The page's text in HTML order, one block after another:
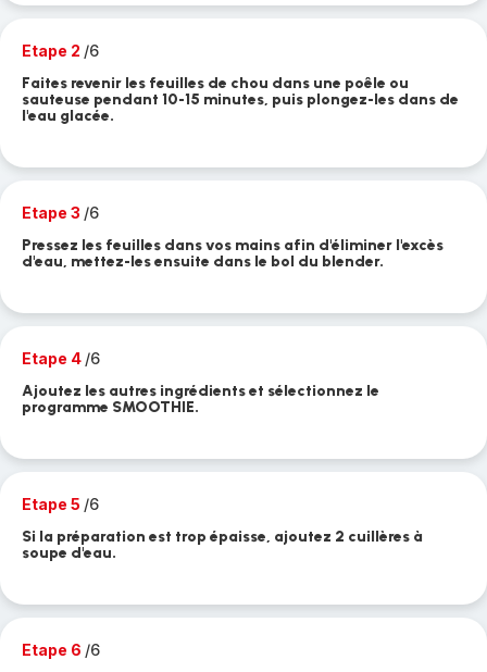
Etape 2 /6
Faites revenir les feuilles de chou dans une poêle ou
sauteuse pendant 10-15 minutes, puis plongez-les dans de
l'eau glacée.
Etape 3 /6
Pressez les feuilles dans vos mains afin d'éliminer l'excès
d'eau, mettez-les ensuite dans le bol du blender.
Etape 4 /6
Ajoutez les autres ingrédients et sélectionnez le
programme SMOOTHIE.
Etape 5 /6
Si la préparation est trop épaisse, ajoutez 2 cuillères à
soupe d'eau.
Etape 6 /6